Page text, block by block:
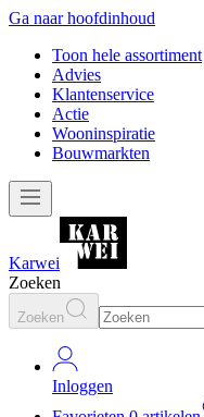
Ga naar hoofdinhoud
Toon hele assortiment
Advies
Klantenservice
Actie
Wooninspiratie
Bouwmarkten
Karwei
Zoeken
Zoeken
Inloggen